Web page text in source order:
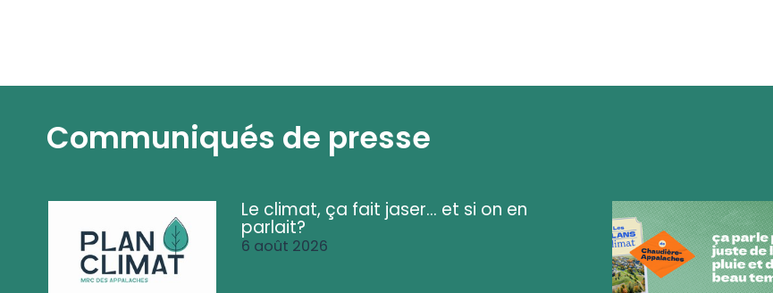
Communiqués de presse
Le climat, ça fait jaser... et si on en
parlait?
6 août 2026